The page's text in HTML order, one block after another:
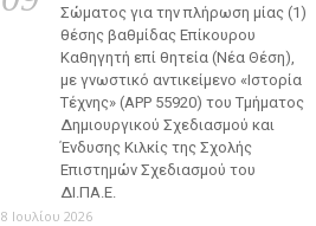
Σώματος για την πλήρωση μίας (1)
θέσης βαθμίδας Επίκουρου
Καθηγητή επί θητεία (Νέα Θέση),
με γνωστικό αντικείμενο «Ιστορία
Τέχνης» (ΑΡΡ 55920) του Τμήματος
Δημιουργικού Σχεδιασμού και
Ένδυσης Κιλκίς της Σχολής
Επιστημών Σχεδιασμού του
ΔΙ.ΠΑ.Ε.
8 Ιουλίου 2026